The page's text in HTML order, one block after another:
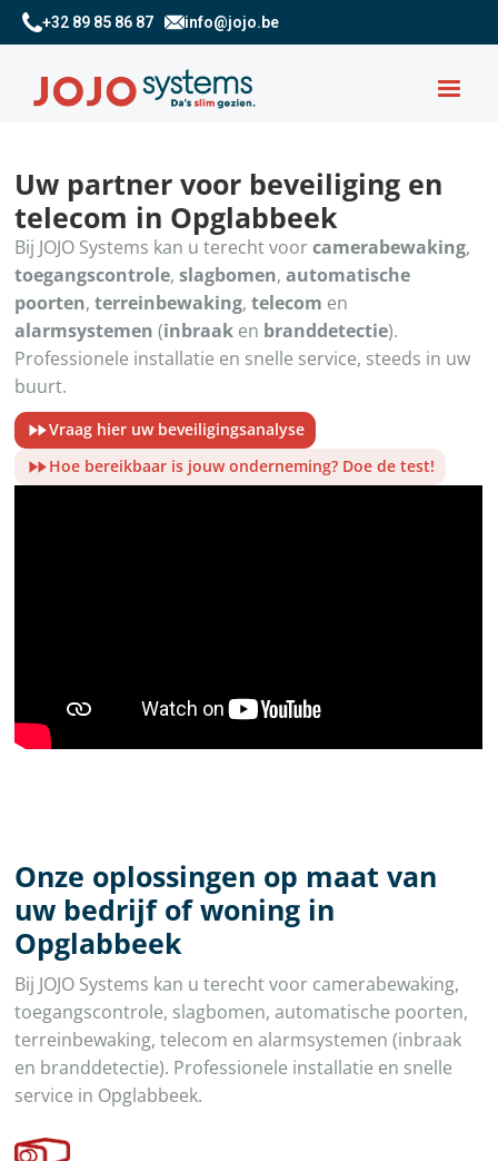
+32 89 85 86 87 info@jojo.be
Uw partner voor beveiliging en
telecom in Opglabbeek
Bij JOJO Systems kan u terecht voorcamerabewaking,
toegangscontrole,slagbomen,automatische
poorten,terreinbewaking,telecom en
alarmsystemen (inbraak en branddetectie).
Professionele installatie en snelle service, steeds in uw
buurt.
Vraag hier uw beveiligingsanalyse
Hoe bereikbaar is jouw onderneming? Doe de test!
Onze oplossingen op maat van
uw bedrijf of woning in
Opglabbeek
Bij JOJO Systems kan u terecht voor camerabewaking,
toegangscontrole, slagbomen, automatische poorten,
terreinbewaking, telecom en alarmsystemen (inbraak
en branddetectie). Professionele installatie en snelle
service in Opglabbeek.